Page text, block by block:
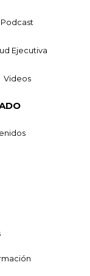
Podcast
Ejecutiva
Videos